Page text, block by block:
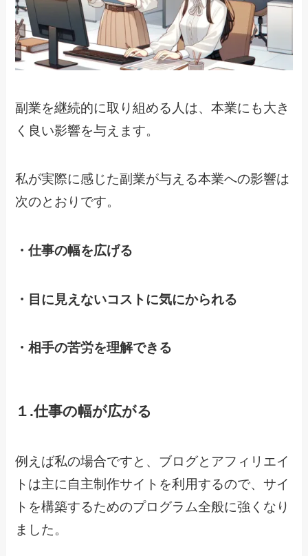
副業を継続的に取り組める人は、本業にも大き
く良い影響を与えます。
私が実際に感じた副業が与える本業への影響は
次のとおりです。
・仕事の幅を広げる
・目に見えないコストに気にかられる
・相手の苦労を理解できる
１.仕事の幅が広がる
例えば私の場合ですと、ブログとアフィリエイ
トは主に自主制作サイトを利用するので、サイ
トを構築するためのプログラム全般に強くなり
ました。